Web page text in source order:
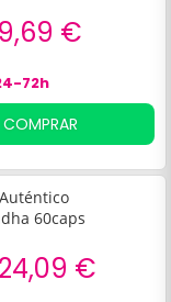
afrodisíaca.
9,69 €
72h
COMPRAR
60caps
24,09 €